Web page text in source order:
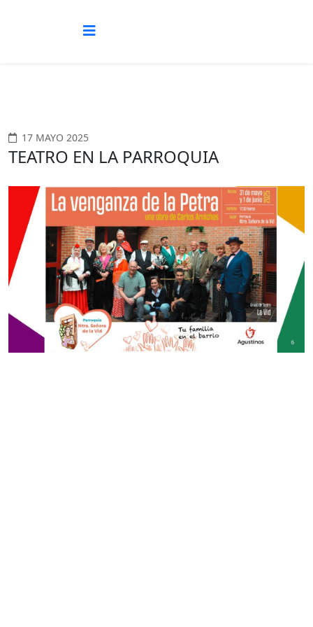
17 MAYO 2025
TEATRO EN LA PARROQUIA